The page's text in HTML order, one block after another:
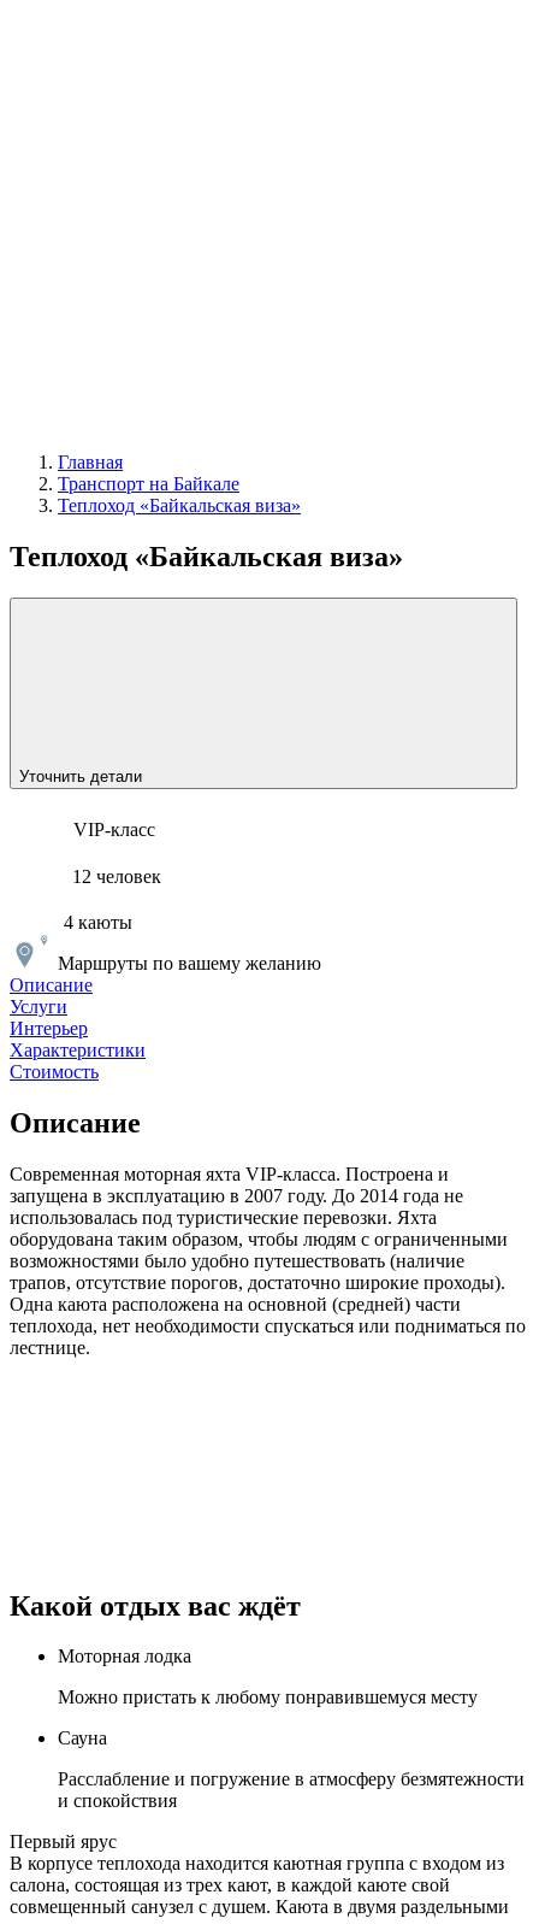
Главная
Транспорт на Байкале
Теплоход «Байкальская виза»
Теплоход «Байкальская виза»
Уточнить детали
VIP-класс
12 человек
4 каюты
Маршруты по вашему желанию
Описание
Услуги
Интерьер
Характеристики
Стоимость
Описание
Современная моторная яхта VIP-класса. Построена и
запущена в эксплуатацию в 2007 году. До 2014 года не
использовалась под туристические перевозки. Яхта
оборудована таким образом, чтобы людям с ограниченными
возможностями было удобно путешествовать (наличие
трапов, отсутствие порогов, достаточно широкие проходы).
Одна каюта расположена на основной (средней) части
теплохода, нет необходимости спускаться или подниматься по
лестнице.
Какой отдых вас ждёт
Моторная лодка
Можно пристать к любому понравившемуся месту
Сауна
Расслабление и погружение в атмосферу безмятежности
и спокойствия
Первый ярус
В корпусе теплохода находится каютная группа с входом из
салона, состоящая из трех кают, в каждой каюте свой
совмещенный санузел с душем. Каюта в двумя раздельными